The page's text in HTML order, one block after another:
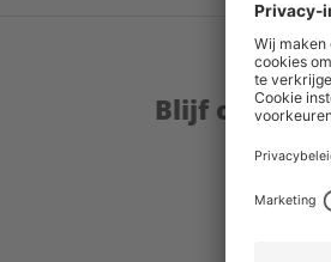
Blijf op de